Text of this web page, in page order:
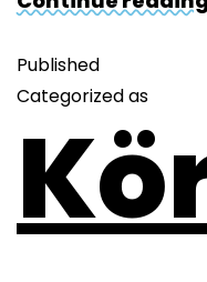
Published
Categorized as